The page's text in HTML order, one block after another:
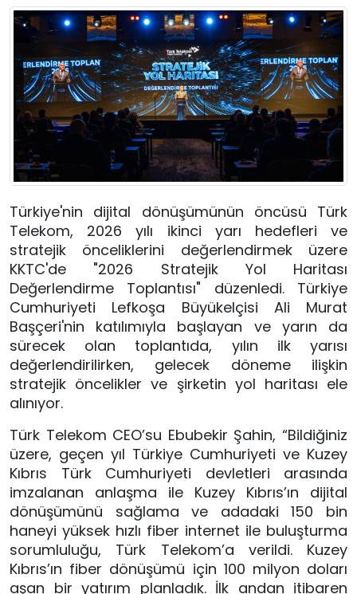
Türkiye'nin dijital dönüşümünün öncüsü Türk
Telekom, 2026 yılı ikinci yarı hedefleri ve
stratejik önceliklerini değerlendirmek üzere
KKTC'de "2026 Stratejik Yol Haritası
Değerlendirme Toplantısı" düzenledi. Türkiye
Cumhuriyeti Lefkoşa Büyükelçisi Ali Murat
Başçeri'nin katılımıyla başlayan ve yarın da
sürecek olan toplantıda, yılın ilk yarısı
değerlendirilirken, gelecek döneme ilişkin
stratejik öncelikler ve şirketin yol haritası ele
alınıyor.
Türk Telekom CEO’su Ebubekir Şahin, “Bildiğiniz
üzere, geçen yıl Türkiye Cumhuriyeti ve Kuzey
Kıbrıs Türk Cumhuriyeti devletleri arasında
imzalanan anlaşma ile Kuzey Kıbrıs’ın dijital
dönüşümünü sağlama ve adadaki 150 bin
haneyi yüksek hızlı fiber internet ile buluşturma
sorumluluğu, Türk Telekom’a verildi. Kuzey
Kıbrıs’ın fiber dönüşümü için 100 milyon doları
aşan bir yatırım planladık. İlk andan itibaren